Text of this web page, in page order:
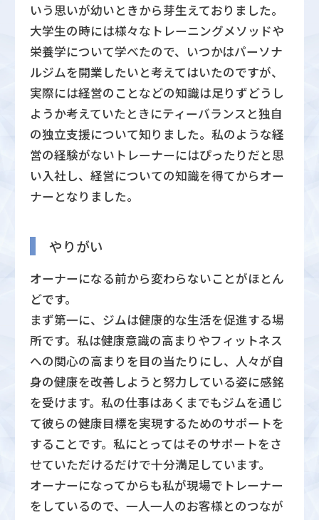
いう思いが幼いときから芽生えておりました。
大学生の時には様々なトレーニングメソッドや
栄養学について学べたので、いつかはパーソナ
ルジムを開業したいと考えてはいたのですが、
実際には経営のことなどの知識は足りずどうし
ようか考えていたときにティーバランスと独自
の独立支援について知りました。私のような経
営の経験がないトレーナーにはぴったりだと思
い入社し、経営についての知識を得てからオー
ナーとなりました。
やりがい
オーナーになる前から変わらないことがほとん
どです。
まず第一に、ジムは健康的な生活を促進する場
所です。私は健康意識の高まりやフィットネス
への関心の高まりを目の当たりにし、人々が自
身の健康を改善しようと努力している姿に感銘
を受けます。私の仕事はあくまでもジムを通じ
て彼らの健康目標を実現するためのサポートを
することです。私にとってはそのサポートをさ
せていただけるだけで十分満足しています。
オーナーになってからも私が現場でトレーナー
をしているので、一人一人のお客様とのつなが